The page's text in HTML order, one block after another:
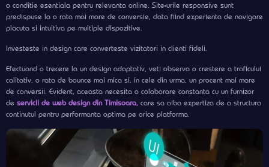
o conditie esentiala pentru relevanta online. Site-urile responsive sunt
predispuse la o rata mai mare de conversie, data fiind experienta de navigare
placuta si intuitiva pe multiple dispozitive.
Investeste in design care converteste vizitatori in clienti fideli.
Efectuand o trecere la un design adaptativ, veti observa o crestere a traficului
calitativ, o rata de bounce mai mica si, in cele din urma, un procent mai mare
de conversii. Evident, aceasta necesita o colaborare constanta cu un furnizor
de servicii de web design din Timisoara, care sa aiba expertiza de a structura
continutul pentru performanta optima pe orice platforma.